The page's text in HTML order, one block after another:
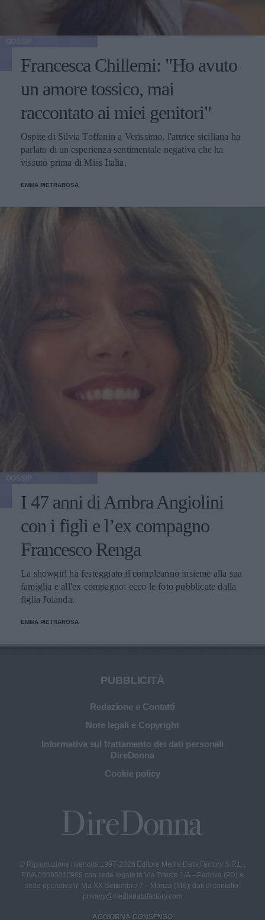
Francesca Chillemi: "Ho avuto
un amore tossico, mai
raccontato ai miei genitori"
Ospite di Silvia Toffanin a Verissimo, l'attrice siciliana ha
parlato di un'esperienza sentimentale negativa che ha
vissuto prima di Miss Italia.
EMMA PIETRAROSA
I 47 anni di Ambra Angiolini
con i figli e l’ex compagno
Francesco Renga
La showgirl ha festeggiato il compleanno insieme alla sua
famiglia e all'ex compagno: ecco le foto pubblicate dalla
figlia Jolanda.
EMMA PIETRAROSA
PUBBLICITÀ
Redazione e Contatti
Note legali e Copyright
Informativa sul trattamento dei dati personali
DireDonna
Cookie policy
© Riproduzione riservata 1997-2026 Editore Media Data Factory S.R.L.,
P.IVA 09595010969 con sede legale in Via Trieste 1/A – Padova (PD) e
sede operativa in Via XX Settembre 7 – Monza (MB); dati di contatto:
privacy@mediadatafactory.com
AGGIORNA CONSENSO